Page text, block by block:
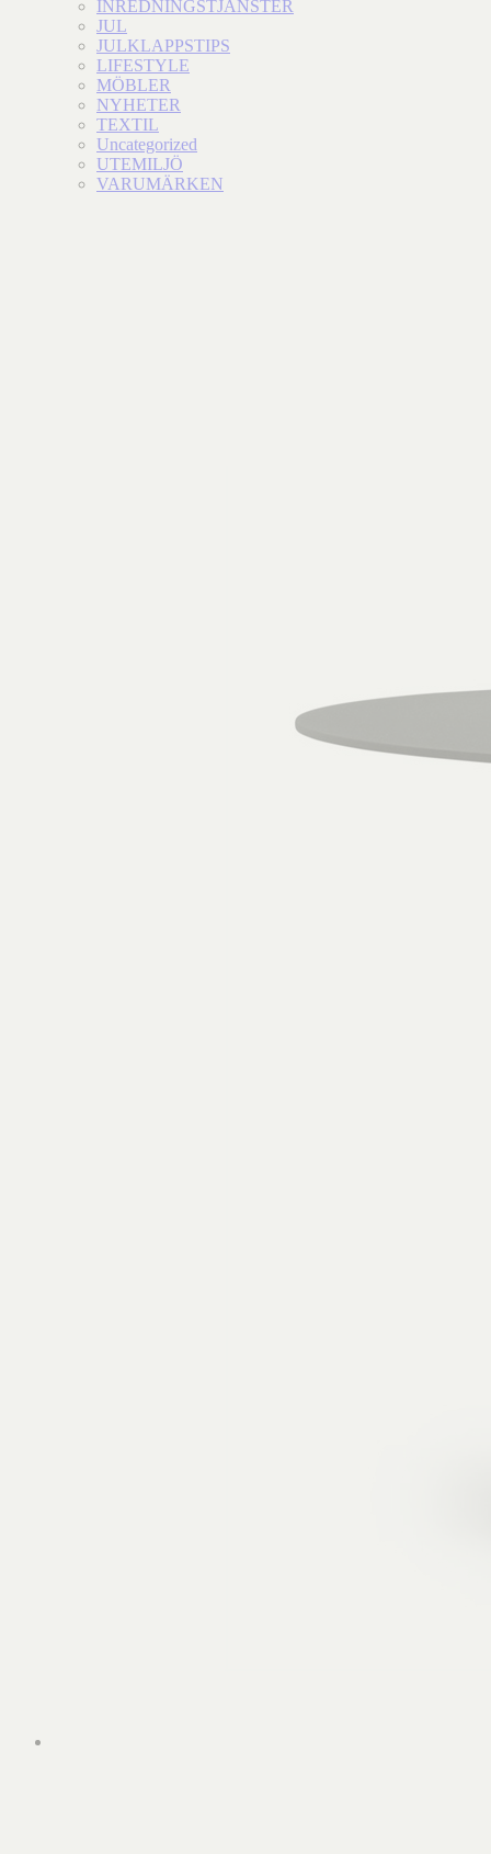
INREDNINGSTJÄNSTER
JUL
JULKLAPPSTIPS
LIFESTYLE
MÖBLER
NYHETER
TEXTIL
Uncategorized
UTEMILJÖ
VARUMÄRKEN